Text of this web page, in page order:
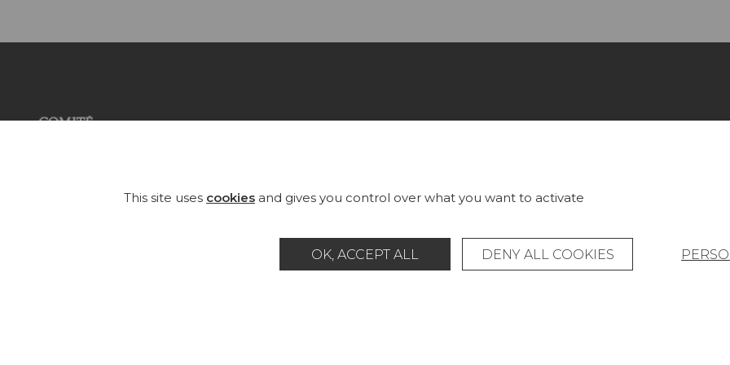
creates, edits and manufactures
COLLECTIONS
FURNITURE
PROJECT GALLERY
STORE LOCATOR
This site uses cookies and gives you control over what you want to activate
OK, ACCEPT ALL DENY ALL COOKIES